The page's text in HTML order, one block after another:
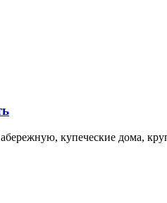
купеческие дома,